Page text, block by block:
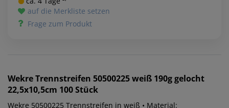
auf die Merkliste setzen
Frage zum Produkt
WekreTrennstreifen 50500225 weiß 190g gelocht
22,5x10,5cm 100 Stück
Wekre 50500225 Trennstreifen in weiß • Material: